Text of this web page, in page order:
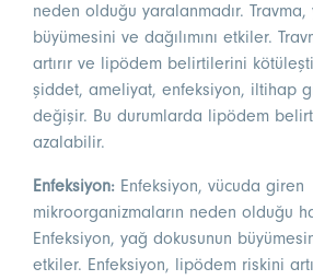
neden olduğu yaralanmadır. Travma,
büyümesini ve dağılımını etkiler.
artırır ve lipödem belirtilerini
şiddet, ameliyat, enfeksiyon, iltihap
değişir. Bu durumlarda lipödem
azalabilir.
Enfeksiyon: Enfeksiyon, vücuda giren
mikroorganizmaların neden olduğu
Enfeksiyon, yağ dokusunun
etkiler. Enfeksiyon, lipödem riskini